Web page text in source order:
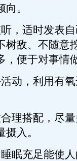
。
适时发表自
树敌、不随意
，便于对事情
，利用有氧
搭配，尽量
入。
充足能使人